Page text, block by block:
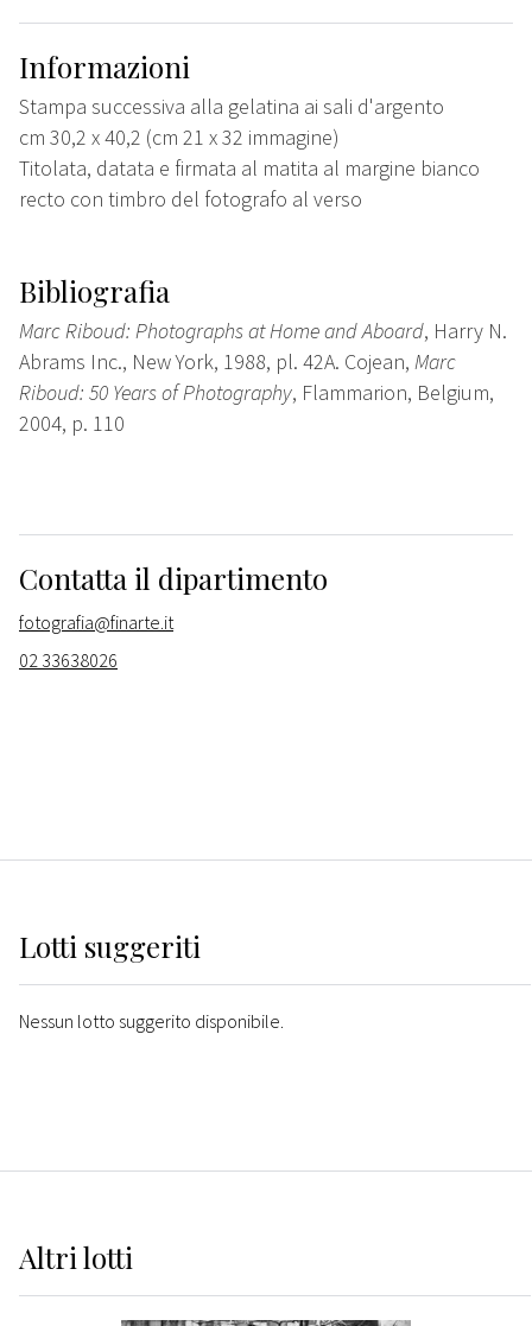
Informazioni
Stampa successiva alla gelatina ai sali d'argento
cm 30,2 x 40,2 (cm 21 x 32 immagine)
Titolata, datata e firmata al matita al margine bianco
recto con timbro del fotografo al verso
Bibliografia
Marc Riboud: Photographs at Home and Aboard, Harry N.
Abrams Inc., New York, 1988, pl. 42A. Cojean, Marc
Riboud: 50 Years of Photography, Flammarion, Belgium,
2004, p. 110
Contatta il dipartimento
fotografia@finarte.it
02 33638026
Lotti suggeriti
Nessun lotto suggerito disponibile.
Altrilotti